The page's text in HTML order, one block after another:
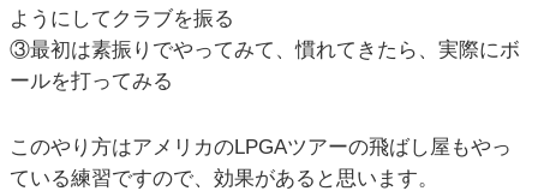
ようにしてクラブを振る
③最初は素振りでやってみて、慣れてきたら、実際にボ
ールを打ってみる
このやり方はアメリカのLPGAツアーの飛ばし屋もやっ
ている練習ですので、効果があると思います。